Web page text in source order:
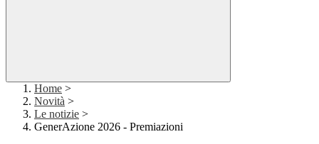
Home >
Novità >
Le notizie >
GenerAzione 2026 - Premiazioni